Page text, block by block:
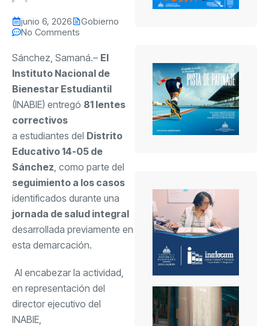
junio 6, 2026
Gobierno
No Comments
Sánchez, Samaná.– El
Instituto Nacional de
Bienestar Estudiantil
(INABIE) entregó 81 lentes
correctivos
a estudiantes del Distrito
Educativo 14-05 de
Sánchez , como parte del
seguimiento a los casos
identificados durante una
jornada de salud integral
desarrollada previamente en
esta demarcación.
Al encabezar la actividad,
en representación del
director ejecutivo del
INABIE,